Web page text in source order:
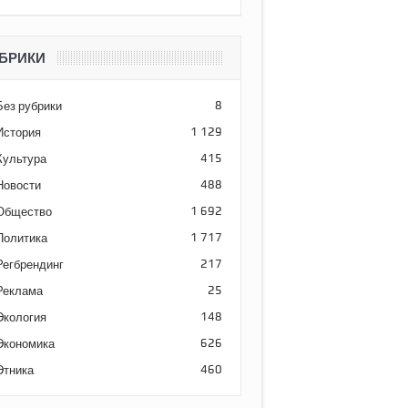
рубрики 8
1 129
415
488
1 692
1 717
217
25
148
626
460